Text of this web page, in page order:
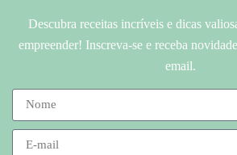
Descubra receitas incríveis e dicas
empreender! Inscreva-se e receba
email.